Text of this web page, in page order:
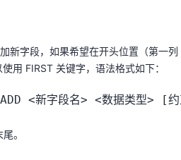
新字段，如果希望在开头位置（第一列
用 FIRST 关键字，语法格式如下：
ADD <新字段名> <数据类型> [
。